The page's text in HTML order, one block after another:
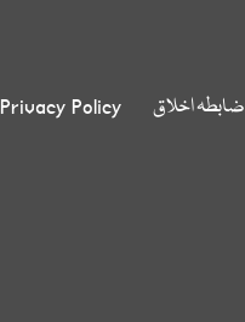
ضابطہ اخلاق Privacy Policy